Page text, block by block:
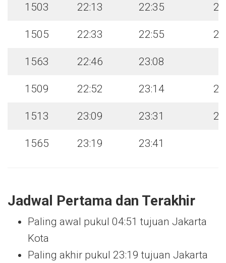
1503 22:13 22:35
1505 22:33 22:55
1563 22:46 23:08
1509 22:52 23:14
1513 23:09 23:31
1565 23:19 23:41
Jadwal Pertama dan Terakhir
Paling awal pukul 04:51 tujuan Jakarta
Kota
Paling akhir pukul 23:19 tujuan Jakarta